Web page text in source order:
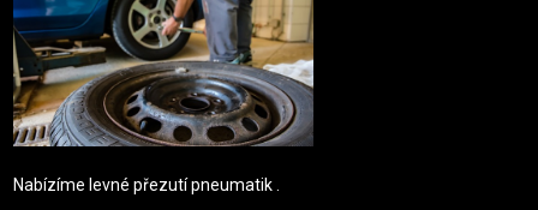
Nabízíme levné přezutí pneumatik .